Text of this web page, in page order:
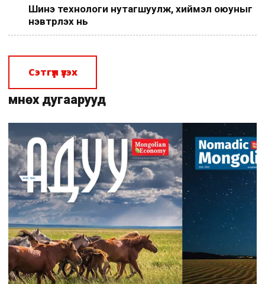
Шинэ технологи нутагшуулж, хиймэл оюуныг
нэвтрүүлэх нь
Сэтгүүл үзэх
Өмнөх дугаарууд